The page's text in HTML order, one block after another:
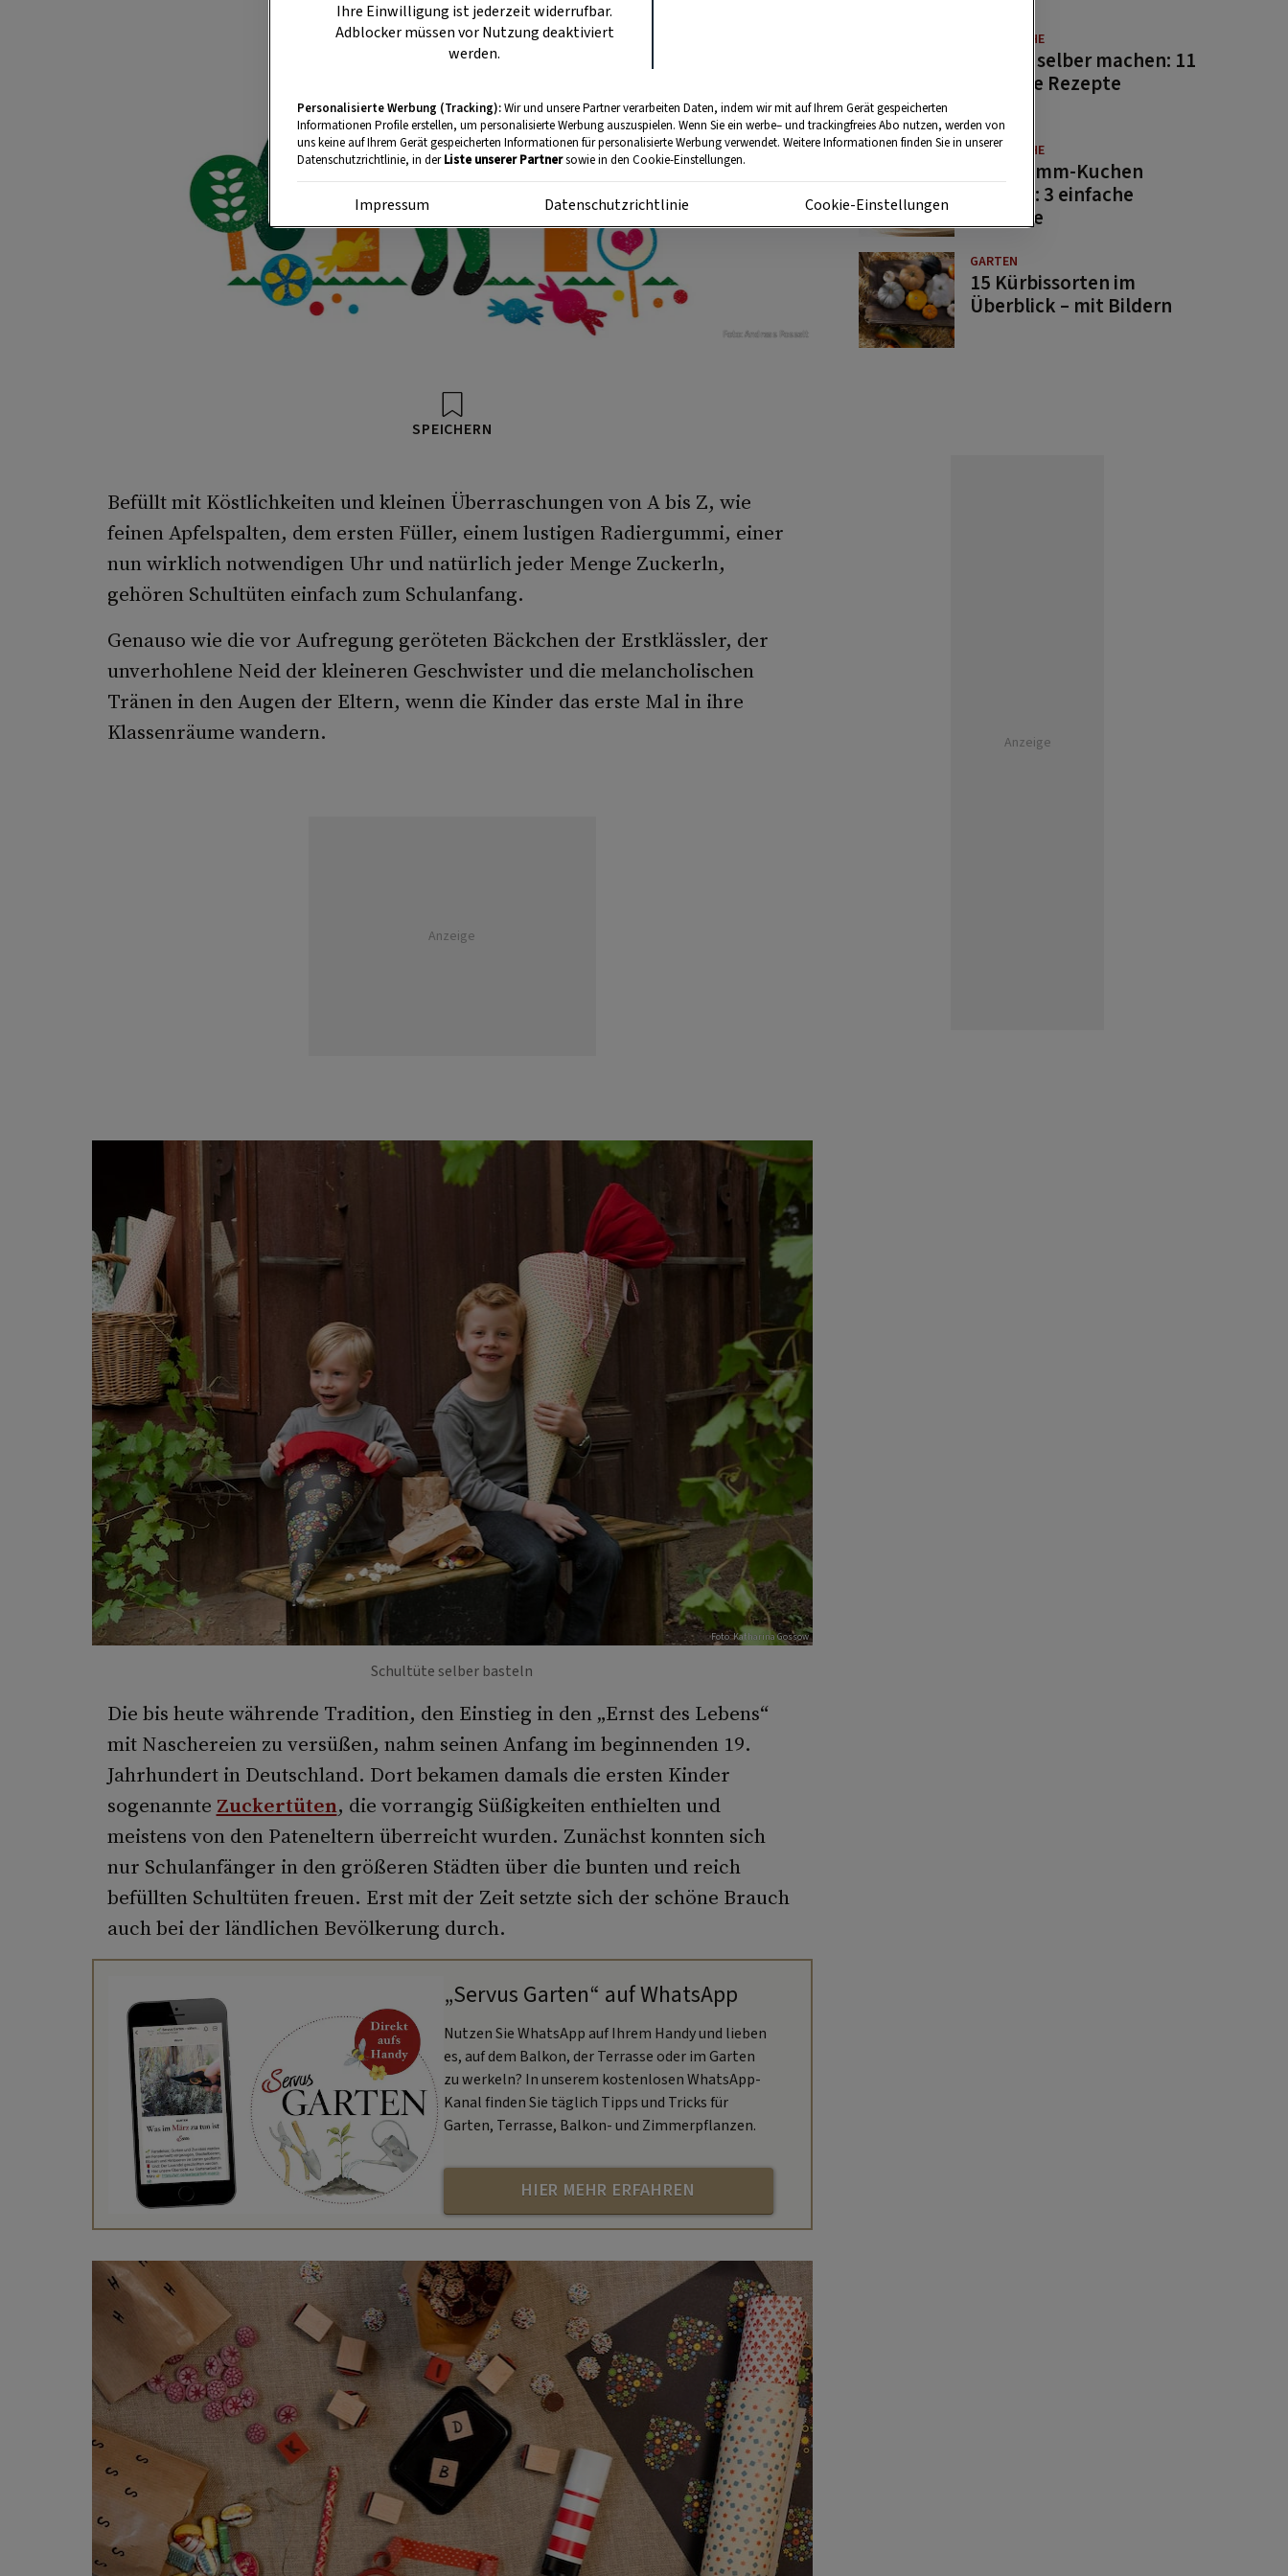
Foto: Andreas Posselt
SPEICHERN
Befüllt mit Köstlichkeiten und kleinen Überraschungen von A bis Z, wie
feinen Apfelspalten, dem ersten Füller, einem lustigen Radiergummi, einer
nun wirklich notwendigen Uhr und natürlich jeder Menge Zuckerln,
gehören Schultüten einfach zum Schulanfang.
Genauso wie die vor Aufregung geröteten Bäckchen der Erstklässler, der
unverhohlene Neid der kleineren Geschwister und die melancholischen
Tränen in den Augen der Eltern, wenn die Kinder das erste Mal in ihre
Klassenräume wandern.
Anzeige
Foto: Katharina Gossow
Schultüte selber basteln
Die bis heute währende Tradition, den Einstieg in den „Ernst des Lebens“
mit Naschereien zu versüßen, nahm seinen Anfang im beginnenden 19.
Jahrhundert in Deutschland. Dort bekamen damals die ersten Kinder
sogenannte Zuckertüten, die vorrangig Süßigkeiten enthielten und
meistens von den Pateneltern überreicht wurden. Zunächst konnten sich
nur Schulanfänger in den größeren Städten über die bunten und reich
befüllten Schultüten freuen. Erst mit der Zeit setzte sich der schöne Brauch
auch bei der ländlichen Bevölkerung durch.
„Servus Garten“ auf WhatsApp
Nutzen Sie WhatsApp auf Ihrem Handy und lieben
es, auf dem Balkon, der Terrasse oder im Garten
zu werkeln? In unserem kostenlosen WhatsApp-
Kanal finden Sie täglich Tipps und Tricks für
Garten, Terrasse, Balkon- und Zimmerpflanzen.
HIER MEHR ERFAHREN
GUTE KÜCHE
Saucen selber machen: 11
beliebte Rezepte
GUTE KÜCHE
Osterlamm-Kuchen
backen: 3 einfache
Rezepte
GARTEN
15 Kürbissorten im
Überblick – mit Bildern
Anzeige
Ihre Einwilligung ist jederzeit widerrufbar.
Adblocker müssen vor Nutzung deaktiviert
werden.
Personalisierte Werbung (Tracking):Wir und unsere Partner verarbeiten Daten, indem wir mit auf Ihrem Gerät gespeicherten
Informationen Profile erstellen, um personalisierte Werbung auszuspielen. Wenn Sie ein werbe– und trackingfreies Abo nutzen, werden von
uns keine auf Ihrem Gerät gespeicherten Informationen für personalisierte Werbung verwendet. Weitere Informationen finden Sie in unserer
Datenschutzrichtlinie, in derListe unserer Partnersowie in den Cookie-Einstellungen.
Impressum Datenschutzrichtlinie Cookie-Einstellungen